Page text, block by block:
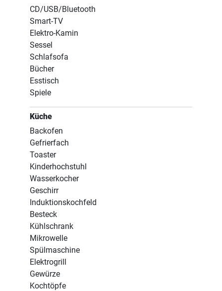
CD/USB/Bluetooth
Smart-TV
Elektro-Kamin
Sessel
Schlafsofa
Bücher
Esstisch
Spiele
Küche
Backofen
Gefrierfach
Toaster
Kinderhochstuhl
Wasserkocher
Geschirr
Induktionskochfeld
Besteck
Kühlschrank
Mikrowelle
Spülmaschine
Elektrogrill
Gewürze
Kochtöpfe